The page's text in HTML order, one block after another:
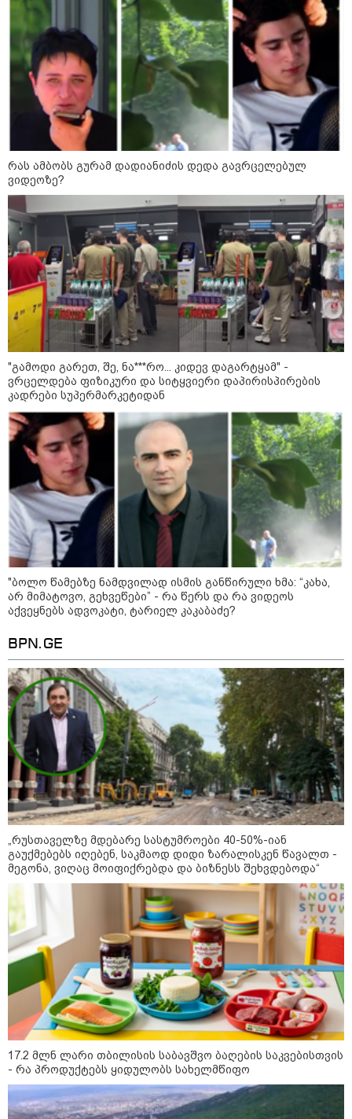
11:13 / 05-08-2026
Hisense წარმოგიდგენთ გზავნილს "ინოვაციები
უკეთესი ცხოვრებისათვის" FIFA-ს 2026 წლის
მსოფლიო ჩემპიონატზე™
პოლიტიკა
13:24 / 07-08-2026
"საქართველოსთვის თქვენზე ნაკლები
მებრძოლის დედა ვატირე!" - რას ამბობს
გიორგი ბარამიძე პროკურატურის
განცხადების შემდეგ
14:20 / 07-08-2026
"ჩემი აზრით, ენამ გაუსწრო
აზრს და არ არის ეს კარგი,
თუმცა თუ რაიმეში არ მეპარება
ეჭვი, გიორგი ბარამიძის
პატრიოტიზმია" - ნიკა გვარამია
სტუმართმოყვარე ხალხი ვართ
და ყველას შეუძლია ჩამოვიდეს,
არავინ შეზღუდული არაა" - კახა
კალაძე
13:27 / 07-08-2026
"სტუმართმოყვარე ხალხი ვართ
- რუსს, ყაზახს, უკრაინელს,
შვეიცარიელს, იტალიელს,
ამერიკელს, შეუძლია
ჩამოვიდეს, დახარჯოს ფული...
არავინ შეზღუდული არაა" -
კალაძე
10:45 / 07-08-2026
"აშშ კვლავაც ღრმად
შეშფოთებულია რუსეთის მიერ
საქართველოს ტერიტორიის
განგრძობადი ოკუპაციით" -
აშშ-ის საელჩო
კატეგორიის ყველა სიახლე
რას ამბობს გურამ დადიანიძის დედა გავრცელებულ
ვიდეოზე?
"გამოდი გარეთ, შე, ნა***რო... კიდევ დაგარტყამ" -
ვრცელდება ფიზიკური და სიტყვიერი დაპირისპირების
კადრები სუპერმარკეტიდან
"ბოლო წამებზე ნამდვილად ისმის განწირული ხმა: “კახა,
არ მიმატოვო, გეხვეწები” - რა წერს და რა ვიდეოს
აქვეყნებს ადვოკატი, ტარიელ კაკაბაძე?
BPN.GE
„რუსთაველზე მდებარე სასტუმროები 40-50%-იან
გაუქმებებს იღებენ, საკმაოდ დიდი ზარალისკენ წავალთ -
მეგონა, ვიღაც მოიფიქრებდა და ბიზნესს შეხვდებოდა“
17.2 მლნ ლარი თბილისის საბავშვო ბაღების საკვებისთვის
- რა პროდუქტებს ყიდულობს სახელმწიფო